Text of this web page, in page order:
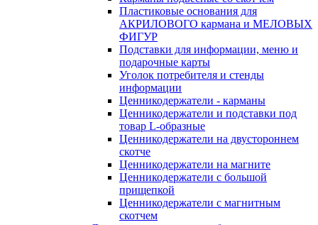
Пластиковые основания для
АКРИЛОВОГО кармана и МЕЛОВЫХ
ФИГУР
Подставки для информации, меню и
подарочные карты
Уголок потребителя и стенды
информации
Ценникодержатели - карманы
Ценникодержатели и подставки под
товар L-образные
Ценникодержатели на двустороннем
скотче
Ценникодержатели на магните
Ценникодержатели с большой
прищепкой
Ценникодержатели с магнитным
скотчем